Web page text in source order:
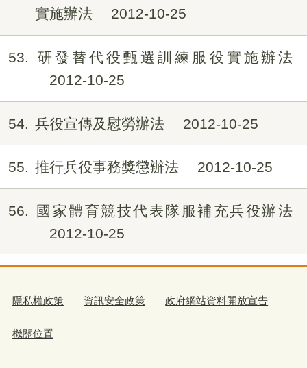
實施辦法
2012-10-25
53
研發替代役甄選訓練服役實施辦法
2012-10-25
54 兵役宣傳及慰勞辦法 2012-10-25
55 推行兵役事務獎懲辦法 2012-10-25
56
國家體育競技代表隊服補充兵役辦法
2012-10-25
隱私權政策 資訊安全政策 政府網站資料開放宣告
機關位置